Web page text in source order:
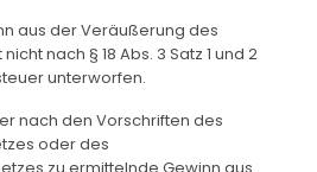
aus der Veräußerung des
nach § 18 Abs. 3 Satz 1 und 2
unterworfen.
nach den Vorschriften des
oder des